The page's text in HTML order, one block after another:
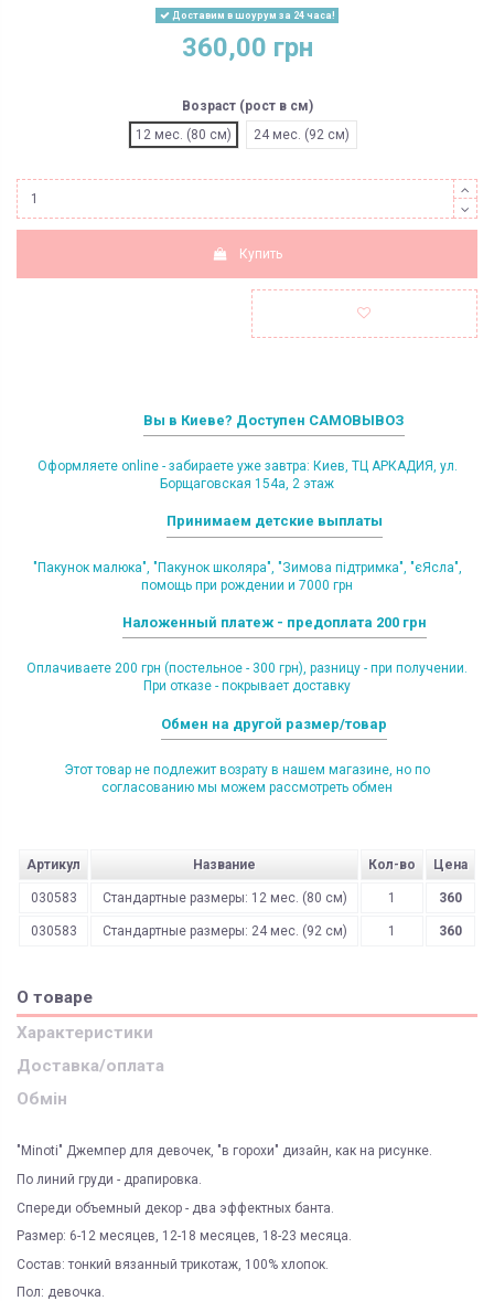
Доставим в шоурум за 24 часа!
360,00 грн
Возраст (рост в см)
12 мес. (80 см)
24 мес. (92 см)
Купить
Вы в Киеве? Доступен САМОВЫВОЗ
Оформляете online - забираете уже завтра: Киев, ТЦ АРКАДИЯ, ул.
Борщаговская 154а, 2 этаж
Принимаем детские выплаты
"Пакунок малюка", "Пакунок школяра", "Зимова підтримка", "єЯсла",
помощь при рождении и 7000 грн
Наложенный платеж - предоплата 200 грн
Оплачиваете 200 грн (постельное - 300 грн), разницу - при получении.
При отказе - покрывает доставку
Обмен на другой размер/товар
Этот товар не подлежит возрату в нашем магазине, но по
согласованию мы можем рассмотреть обмен
Артикул Название Кол-во Цена
030583 Стандартные размеры: 12 мес. (80 см) 1 360
030583 Стандартные размеры: 24 мес. (92 см) 1 360
О товаре
Характеристики
Доставка/оплата
Обмін
"Minoti" Джемпер для девочек, "в горохи" дизайн, как на рисунке.
По линий груди - драпировка.
Спереди объемный декор - два эффектных банта.
Размер: 6-12 месяцев, 12-18 месяцев, 18-23 месяца.
Состав: тонкий вязанный трикотаж, 100% хлопок.
Пол: девочка.